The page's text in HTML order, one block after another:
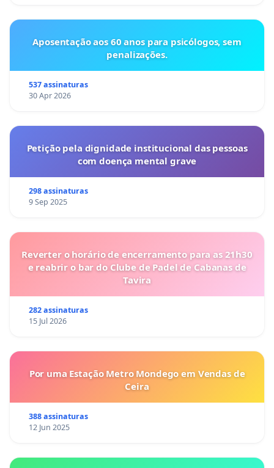
Aposentação aos 60 anos para psicólogos, sem
penalizações.
537 assinaturas
30 Apr 2026
Petição pela dignidade institucional das pessoas
com doença mental grave
298 assinaturas
9 Sep 2025
Reverter o horário de encerramento para as 21h30
e reabrir o bar do Clube de Padel de Cabanas de
Tavira
282 assinaturas
15 Jul 2026
Por uma Estação Metro Mondego em Vendas de
Ceira
388 assinaturas
12 Jun 2025